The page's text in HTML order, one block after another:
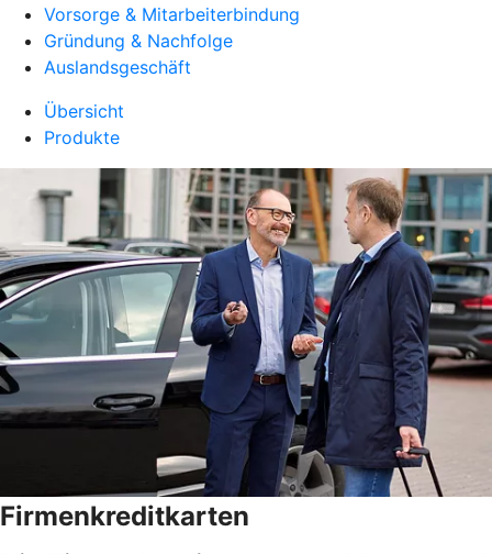
Vorsorge & Mitarbeiterbindung
Gründung & Nachfolge
Auslandsgeschäft
Übersicht
Produkte
Firmenkreditkarten